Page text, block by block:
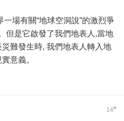
場有關“地球空洞說”的激烈爭
但是它啟發了我們地表人,當地
難發生時, 我們地表人轉入地
意義。
14#